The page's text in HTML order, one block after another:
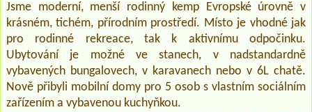
Jsme moderní, menší rodinný kemp Evropské úrovně v
krásném, tichém, přírodním prostředí. Místo je vhodné jak
pro rodinné rekreace, tak k aktivnímu odpočinku.
Ubytování je možné ve stanech, v nadstandardně
vybavených bungalovech, v karavanech nebo v 6L chatě.
Nově přibyli mobilní domy pro 5 osob s vlastním sociálním
zařízením a vybavenou kuchyňkou.